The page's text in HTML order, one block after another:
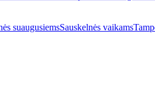
suaugusiemsSauskelnės vaikams